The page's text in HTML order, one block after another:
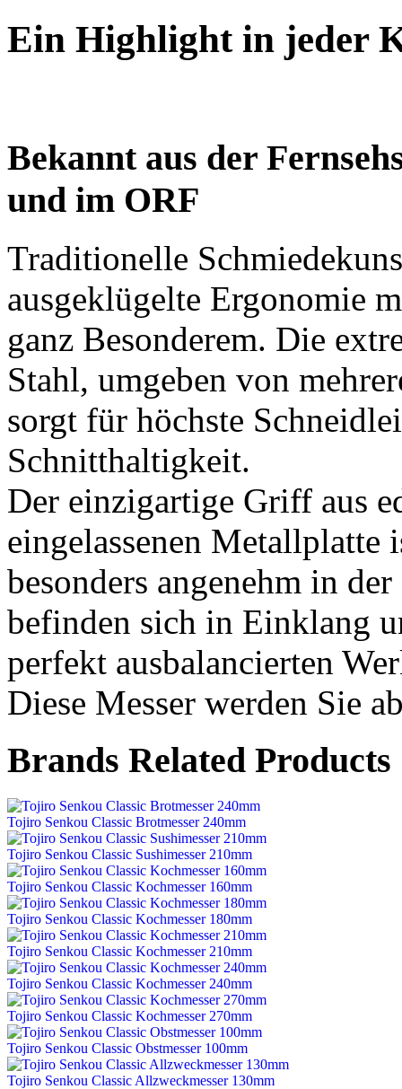
Ein Highlight in jeder
Bekannt aus der
und im ORF
Traditionelle
ausgeklügelte Ergonomie
ganz Besonderem. Die
Stahl, umgeben von
sorgt für höchste
Schnitthaltigkeit.
Der einzigartige Griff aus
eingelassenen
besonders angenehm in
befinden sich in Einklang
perfekt ausbalancierten
Diese Messer werden Sie
Brands Related Products
Tojiro Senkou Classic Brotmesser 240mm
Tojiro Senkou Classic Sushimesser 210mm
Tojiro Senkou Classic Kochmesser 160mm
Tojiro Senkou Classic Kochmesser 180mm
Tojiro Senkou Classic Kochmesser 210mm
Tojiro Senkou Classic Kochmesser 240mm
Tojiro Senkou Classic Kochmesser 270mm
Tojiro Senkou Classic Obstmesser 100mm
Tojiro Senkou Classic Allzweckmesser 130mm